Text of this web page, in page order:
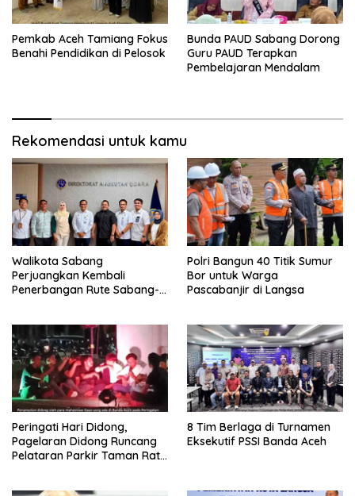
Pemkab Aceh Tamiang Fokus
Benahi Pendidikan di Pelosok
Bunda PAUD Sabang Dorong
Guru PAUD Terapkan
Pembelajaran Mendalam
Rekomendasi untuk kamu
Walikota Sabang
Perjuangkan Kembali
Penerbangan Rute Sabang-
Polri Bangun 40 Titik Sumur
Bor untuk Warga
Pascabanjir di Langsa
Peringati Hari Didong,
Pagelaran Didong Runcang
Pelataran Parkir Taman Ratu
8 Tim Berlaga di Turnamen
Eksekutif PSSI Banda Aceh